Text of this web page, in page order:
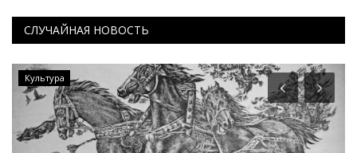
СЛУЧАЙНАЯ НОВОСТЬ
Культура